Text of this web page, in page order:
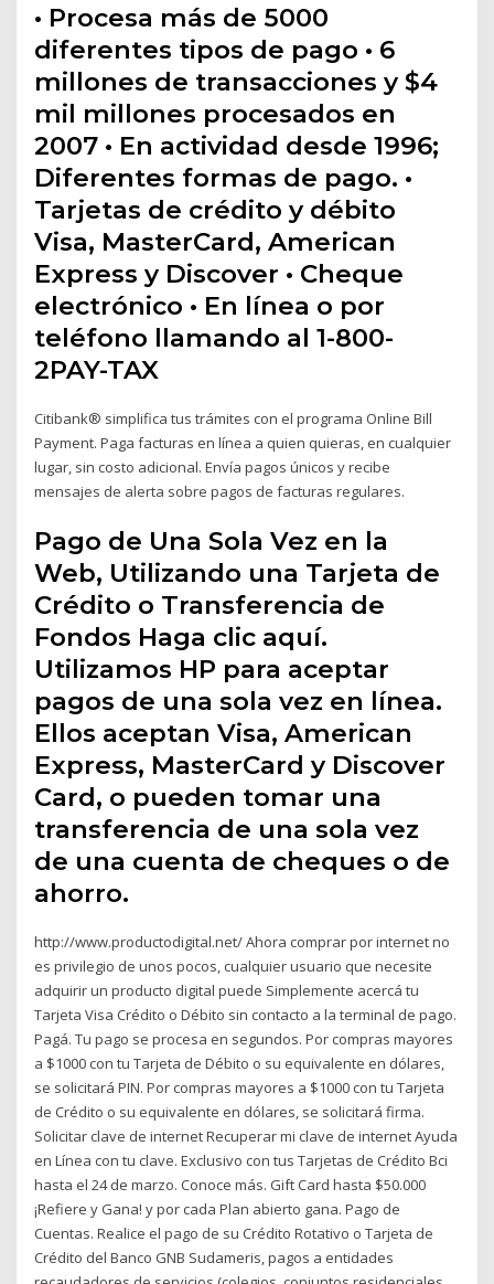
• Procesa más de 5000
diferentes tipos de pago • 6
millones de transacciones y $4
mil millones procesados en
2007 • En actividad desde 1996;
Diferentes formas de pago. •
Tarjetas de crédito y débito
Visa, MasterCard, American
Express y Discover • Cheque
electrónico • En línea o por
teléfono llamando al 1-800-
2PAY-TAX
Citibank® simplifica tus trámites con el programa Online Bill
Payment. Paga facturas en línea a quien quieras, en cualquier
lugar, sin costo adicional. Envía pagos únicos y recibe
mensajes de alerta sobre pagos de facturas regulares.
Pago de Una Sola Vez en la
Web, Utilizando una Tarjeta de
Crédito o Transferencia de
Fondos Haga clic aquí.
Utilizamos HP para aceptar
pagos de una sola vez en línea.
Ellos aceptan Visa, American
Express, MasterCard y Discover
Card, o pueden tomar una
transferencia de una sola vez
de una cuenta de cheques o de
ahorro.
http://www.productodigital.net/ Ahora comprar por internet no
es privilegio de unos pocos, cualquier usuario que necesite
adquirir un producto digital puede Simplemente acercá tu
Tarjeta Visa Crédito o Débito sin contacto a la terminal de pago.
Pagá. Tu pago se procesa en segundos. Por compras mayores
a $1000 con tu Tarjeta de Débito o su equivalente en dólares,
se solicitará PIN. Por compras mayores a $1000 con tu Tarjeta
de Crédito o su equivalente en dólares, se solicitará firma.
Solicitar clave de internet Recuperar mi clave de internet Ayuda
en Línea con tu clave. Exclusivo con tus Tarjetas de Crédito Bci
hasta el 24 de marzo. Conoce más. Gift Card hasta $50.000
¡Refiere y Gana! y por cada Plan abierto gana. Pago de
Cuentas. Realice el pago de su Crédito Rotativo o Tarjeta de
Crédito del Banco GNB Sudameris, pagos a entidades